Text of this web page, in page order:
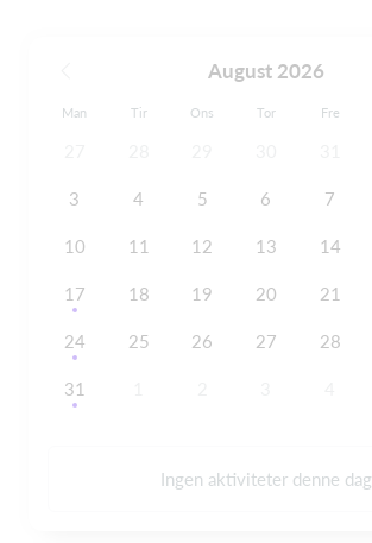
August 2026
Man Tir Ons Tor Fre
3 4 5 6 7
10 11 12 13 14
17 18 19 20 21
24 25 26 27 28
31
Ingen aktiviteter denne dag